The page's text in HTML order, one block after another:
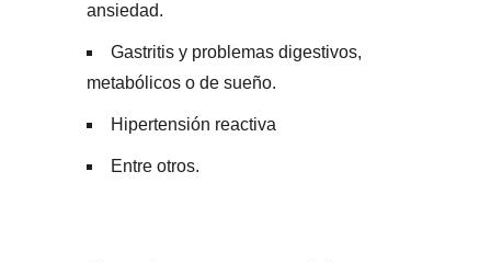
ansiedad.
Gastritis y problemas digestivos,
metabólicos o de sueño.
Hipertensión reactiva
Entre otros.